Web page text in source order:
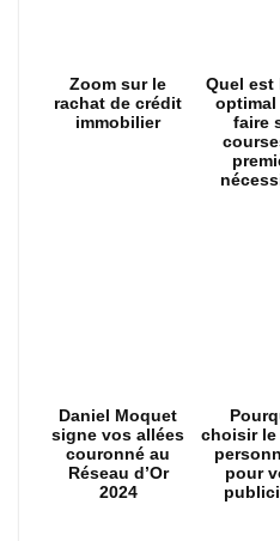
Zoom sur le
rachat de crédit
immobilier
Quel est
faire
Daniel Moquet
signe vos allées
couronné au
Réseau d’Or
2024
choisir le
pour